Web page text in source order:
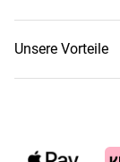
Unsere Vorteile